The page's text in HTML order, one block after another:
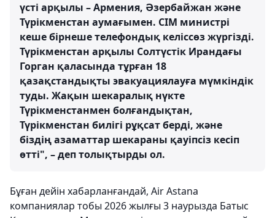
үсті арқылы – Армения, Әзербайжан және
Түрікменстан аумағымен. СІМ министрі
кеше бірнеше телефондық келіссөз жүргізді.
Түрікменстан арқылы Солтүстік Ирандағы
Горган қаласында тұрған 18
қазақстандықты эвакуациялауға мүмкіндік
туды. Жақын шекаралық нүкте
Түрікменстанмен болғандықтан,
Түрікменстан билігі рұқсат берді, және
біздің азаматтар шекараны қауіпсіз кесіп
өтті", – деп толықтырды ол.
Бұған дейін хабарланғандай, Air Astana
компаниялар тобы 2026 жылғы 3 наурызда Батыс